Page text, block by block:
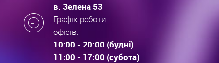
в. Зелена 53
Графік роботи
офісів:
10:00 - 20:00 (будні)
11:00 - 17:00 (субота)